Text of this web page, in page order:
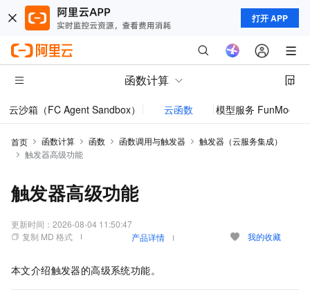
打开 APP
函数计算
云沙箱（FC Agent Sandbox） 云函数 模型服务 FunModel
首页 函数计算 函数 函数调用与触发器
触发器（云服务集成）
触发器高级功能
触发器高级功能
更新时间： 2026-08-04 11:50:47
复制 MD 格式
产品详情 我的收藏
本文介绍触发器的高级系统功能。